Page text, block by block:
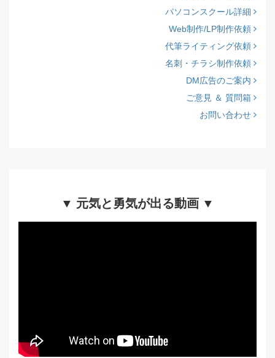
パソコンスクール詳細
Web制作/LP制作依頼
代筆ライティング依頼
名刺・チラシ制作依頼
DM広告のご案内
ご意見 ＆ 質問箱
お問い合わせ
▼ 元気と勇気が出る動画 ▼